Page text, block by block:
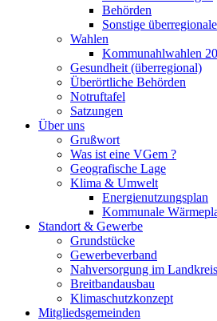
Behörden
Sonstige
Wahlen
Kommunahlwahlen
Gesundheit (überregional)
Überörtliche Behörden
Notruftafel
Satzungen
Über uns
Grußwort
Was ist eine VGem ?
Geografische Lage
Klima & Umwelt
Energienutzungsplan
Kommunale
Standort & Gewerbe
Grundstücke
Gewerbeverband
Nahversorgung im Landkreis
Breitbandausbau
Klimaschutzkonzept
Mitgliedsgemeinden